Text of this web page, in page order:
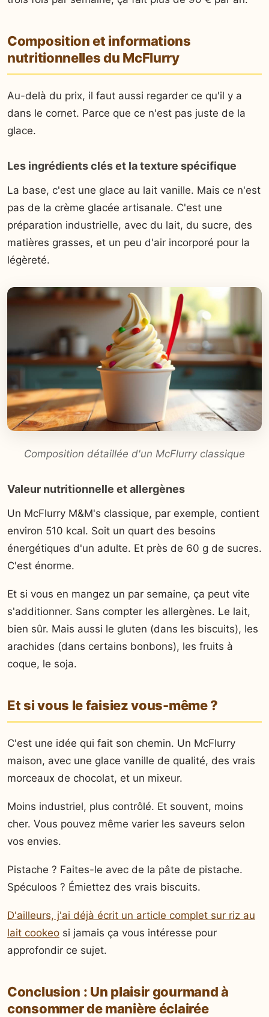
Composition et informations
nutritionnelles du McFlurry
Au-delà du prix, il faut aussi regarder ce qu'il y a
dans le cornet. Parce que ce n'est pas juste de la
glace.
Les ingrédients clés et la texture spécifique
La base, c'est une glace au lait vanille. Mais ce n'est
pas de la crème glacée artisanale. C'est une
préparation industrielle, avec du lait, du sucre, des
matières grasses, et un peu d'air incorporé pour la
légèreté.
Composition détaillée d'un McFlurry classique
Valeur nutritionnelle et allergènes
Un McFlurry M&M's classique, par exemple, contient
environ 510 kcal. Soit un quart des besoins
énergétiques d'un adulte. Et près de 60 g de sucres.
C'est énorme.
Et si vous en mangez un par semaine, ça peut vite
s'additionner. Sans compter les allergènes. Le lait,
bien sûr. Mais aussi le gluten (dans les biscuits), les
arachides (dans certains bonbons), les fruits à
coque, le soja.
Et si vous le faisiez vous-même ?
C'est une idée qui fait son chemin. Un McFlurry
maison, avec une glace vanille de qualité, des vrais
morceaux de chocolat, et un mixeur.
Moins industriel, plus contrôlé. Et souvent, moins
cher. Vous pouvez même varier les saveurs selon
vos envies.
Pistache ? Faites-le avec de la pâte de pistache.
Spéculoos ? Émiettez des vrais biscuits.
D'ailleurs, j'ai déjà écrit un article complet sur riz au
lait cookeo si jamais ça vous intéresse pour
approfondir ce sujet.
Conclusion : Un plaisir gourmand à
consommer de manière éclairée